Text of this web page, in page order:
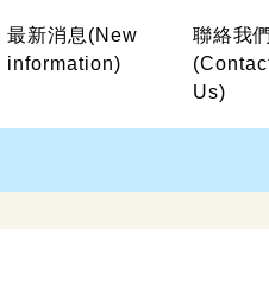
最新消息 (New
information)
聯絡我們
Us)